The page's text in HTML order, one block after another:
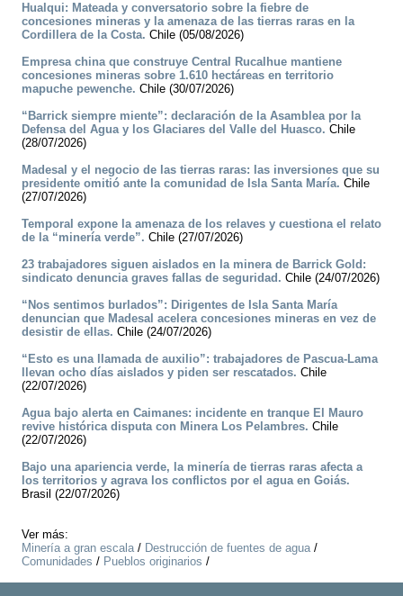
Hualqui: Mateada y conversatorio sobre la fiebre de
concesiones mineras y la amenaza de las tierras raras en la
Cordillera de la Costa. Chile (05/08/2026)
Empresa china que construye Central Rucalhue mantiene
concesiones mineras sobre 1.610 hectáreas en territorio
mapuche pewenche. Chile (30/07/2026)
“Barrick siempre miente”: declaración de la Asamblea por la
Defensa del Agua y los Glaciares del Valle del Huasco. Chile
(28/07/2026)
Madesal y el negocio de las tierras raras: las inversiones que su
presidente omitió ante la comunidad de Isla Santa María. Chile
(27/07/2026)
Temporal expone la amenaza de los relaves y cuestiona el relato
de la “minería verde”. Chile (27/07/2026)
23 trabajadores siguen aislados en la minera de Barrick Gold:
sindicato denuncia graves fallas de seguridad. Chile (24/07/2026)
“Nos sentimos burlados”: Dirigentes de Isla Santa María
denuncian que Madesal acelera concesiones mineras en vez de
desistir de ellas. Chile (24/07/2026)
“Esto es una llamada de auxilio”: trabajadores de Pascua-Lama
llevan ocho días aislados y piden ser rescatados. Chile
(22/07/2026)
Agua bajo alerta en Caimanes: incidente en tranque El Mauro
revive histórica disputa con Minera Los Pelambres. Chile
(22/07/2026)
Bajo una apariencia verde, la minería de tierras raras afecta a
los territorios y agrava los conflictos por el agua en Goiás.
Brasil (22/07/2026)
Ver más:
Minería a gran escala/ Destrucción de fuentes de agua/
Comunidades / Pueblos originarios /